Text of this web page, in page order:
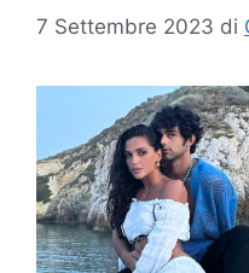
7 Settembre 2023 di